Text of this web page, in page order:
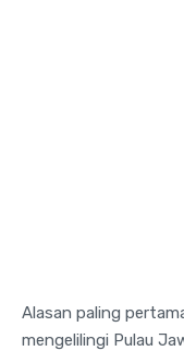
Alasan paling
mengelilingi Pulau